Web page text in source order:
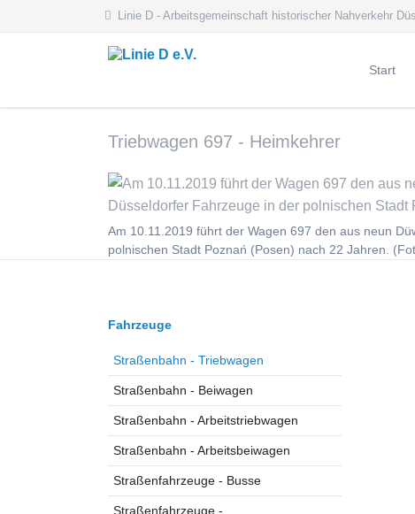
Linie D - Arbeitsgemeinschaft historischer Nahverkehr
Start
Triebwagen 697 - Heimkehrer
Am 10.11.2019 führt der Wagen 697 den aus neun
polnischen Stadt Poznań (Posen) nach 22 Jahren.
Navigation
Fahrzeuge
Straßenbahn - Triebwagen
Straßenbahn - Beiwagen
Straßenbahn - Arbeitstriebwagen
Straßenbahn - Arbeitsbeiwagen
Straßenfahrzeuge - Busse
Straßenfahrzeuge -